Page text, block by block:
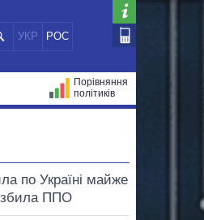
УКР РОС
Порівняння
політиків
по Україні майже
збила ППО